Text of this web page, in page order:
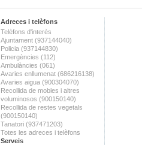
Adreces i telèfons
Telèfons d'interès
Ajuntament (937144040)
Policia (937144830)
Emergències (112)
Ambulàncies (061)
Avaries enllumenat (686216138)
Avaries aigua (900304070)
Recollida de mobles i altres
voluminosos (900150140)
Recollida de restes vegetals
(900150140)
Tanatori (937471203)
Totes les adreces i telèfons
Serveis